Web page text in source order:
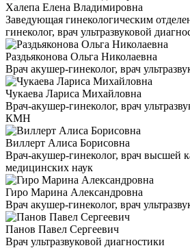
Халепа Елена Владимировна
Заведующая гинекологическим
гинеколог, врач ультразвуковой
Раздьяконова Ольга Николаевна
Врач акушер-гинеколог, врач
Чукаева Лариса Михайловна
Врач-акушер-гинеколог, врач
КМН
Виллерт Алиса Борисовна
Врач-акушер-гинеколог, врач высшей
медицинских наук
Гиро Марина Александровна
Врач акушер-гинеколог, врач
Панов Павел Сергеевич
Врач ультразвуковой диагностики